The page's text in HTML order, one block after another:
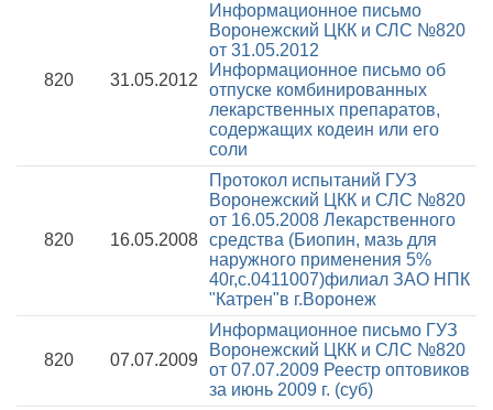
820 31.05.2012
Информационное письмо
Воронежский ЦКК и СЛС №820
от 31.05.2012
Информационное письмо об
отпуске комбинированных
лекарственных препаратов,
содержащих кодеин или его
соли
820 16.05.2008
Протокол испытаний ГУЗ
Воронежский ЦКК и СЛС №820
от 16.05.2008 Лекарственного
средства (Биопин, мазь для
наружного применения 5%
40г,с.0411007)филиал ЗАО НПК
"Катрен"в г.Воронеж
820 07.07.2009
Информационное письмо ГУЗ
Воронежский ЦКК и СЛС №820
от 07.07.2009 Реестр оптовиков
за июнь 2009 г. (суб)